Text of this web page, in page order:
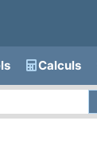
Calculs